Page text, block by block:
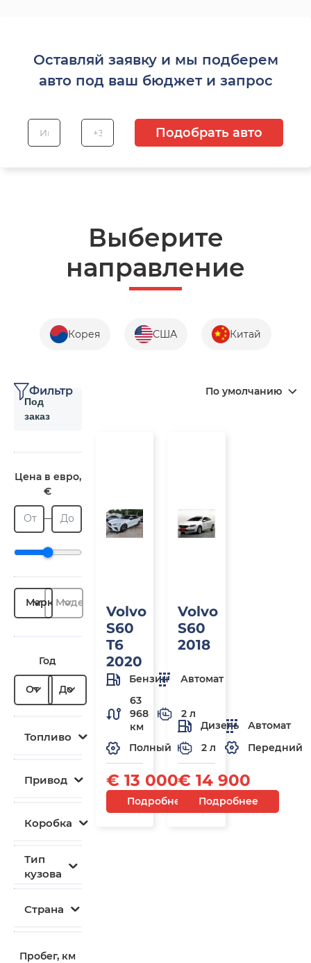
Оставляй заявку и мы подберем
авто под ваш бюджет и запрос
Подобрать авто
Выберите
направление
Корея США Китай
Фильтр По умолчанию
Под
заказ
Цена в евро,
€
От До
МаркаМодель
Год
От До
Топливо
Привод
Коробка
Тип
кузова
Страна
Пробег, км
Volvo
S60
T6
2020
Бензин
Автомат
63
968
км
2 л
Полный
€ 13 000
Подробнее
Volvo
S60
2018
Дизель
Автомат
2 л
Передний
€ 14 900
Подробнее